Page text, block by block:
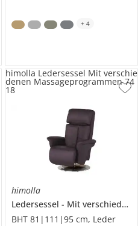
+ 4
7818
himolla
Ledersessel
Mit verschiedenen Massageprogrammen
BHT 81|111|95 cm, Leder
himolla Ledersessel Mit verschie
denen Massageprogrammen 74
18